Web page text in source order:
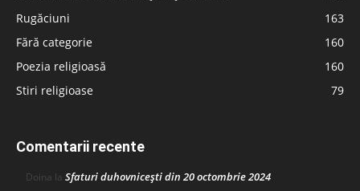
Rugăciuni
163
Fără categorie
160
Poezia religioasă
160
Stiri religioase
79
Comentarii recente
Doina la Sfaturi duhovnicești din 20 octombrie 2024